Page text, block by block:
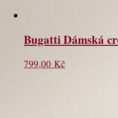
Bugatti Dámská
799,00 Kč